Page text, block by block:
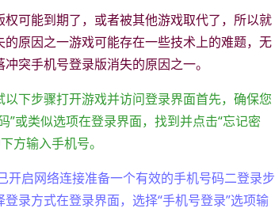
可能到期了，或者被其他游戏取代了，所以就
原因之一游戏可能存在一些技术上的难题，无
突手机号登录版消失的原因之一。
下步骤打开游戏并访问登录界面首先，确保您
或类似选项在登录界面，找到并点击“忘记密
方输入手机号。
启网络连接准备一个有效的手机号码二登录步
录方式在登录界面，选择“手机号登录”选项输